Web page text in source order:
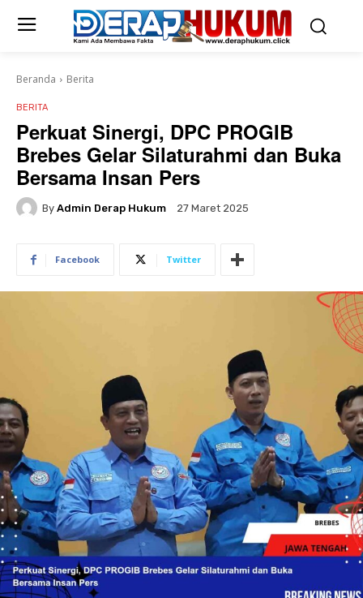
Beranda Berita
BERITA
Perkuat Sinergi, DPC PROGIB
Brebes Gelar Silaturahmi dan Buka
Bersama Insan Pers
By Admin Derap Hukum 27 Maret 2025
Facebook Twitter